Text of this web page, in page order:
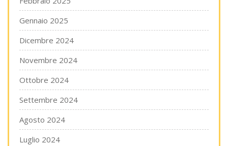
Gennaio 2025
Dicembre 2024
Novembre 2024
Ottobre 2024
Settembre 2024
Agosto 2024
Luglio 2024